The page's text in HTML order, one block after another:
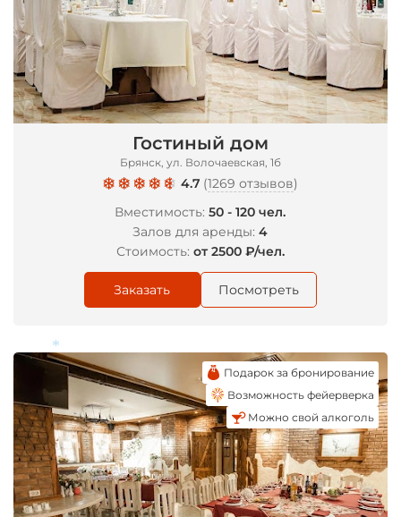
Гостиный дом
Брянск, ул. Волочаевская, 1б
4.7 (1269 отзывов)
Вместимость:50 - 120 чел.
Залов для аренды:4
Стоимость: от 2500 ₽/чел.
Заказать Посмотреть
Подарок за бронирование
Возможность фейерверка
Можно свой алкоголь
*